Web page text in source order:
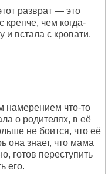
разврат — это
крепче, чем когда-
и встала с кровати.
намерением что-то
о родителях, в её
не боится, что её
она знает, что мама
готов переступить
его.